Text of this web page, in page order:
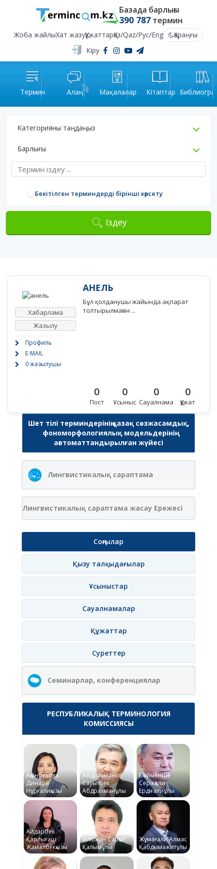
Базада барлығы
390 787термин
Жоба жайлыХат жазуҚұжаттарҚаз/Qaz/Рус/Eng
Қараңғы
Кіру
Термин Алаң Мақалалар Кітаптар
Категорияны таңдаңыз
Барлығы
Бекітілген терминдерді бірінші көрсету
Іздеу
Хабарлама
Жазылу
Профиль
E-MAIL
0 жазылушы
АНЕЛЬ
Бұл қолданушы жайында ақпарат
толтырылмаған ...
0
Пост
0
Ұсыныс
0
Сауалнама
0
Құжат
Шет тілі терминдерінің қазақ сөзжасамдық,
фономорфологиялық модельдерінің
автоматтандырылған жүйесі
Лингвистикалық сараптама
Лингвистикалық сараптама жасау Ережесі
Соңғылар
Қызу талқыдағылар
Ұсыныстар
Сауалнамалар
Құжаттар
Суреттер
Семинарлар, конференциялар
РЕСПУБЛИКАЛЫҚ ТЕРМИНОЛОГИЯ
КОМИССИЯСЫ
Ақынбекова
Динара
Нұрғалиқызы
Абдрахманов
Сауытбек
Абдрахманұлы
Байменше
Серікқали
Ердіғалиұлы
Айдарбек
Қарлығаш
Жамалбекқызы
Әлісжан Сарқыт
Қалымұлы
Жұмағали Алмас
Қабдымәжитұлы